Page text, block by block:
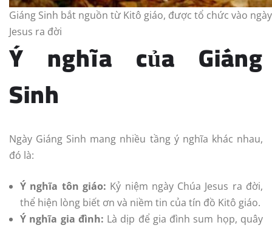
Giáng Sinh bắt nguồn từ Kitô giáo, được tổ chức vào
Jesus ra đời
Ý nghĩa của Giáng
Sinh
Ngày Giáng Sinh mang nhiều tầng ý nghĩa khác nhau,
đó là:
Ý nghĩa tôn giáo: Kỷ niệm ngày Chúa Jesus ra đời,
thể hiện lòng biết ơn và niềm tin của tín đồ Kitô giáo.
Ý nghĩa gia đình: Là dịp để gia đình sum họp, quây